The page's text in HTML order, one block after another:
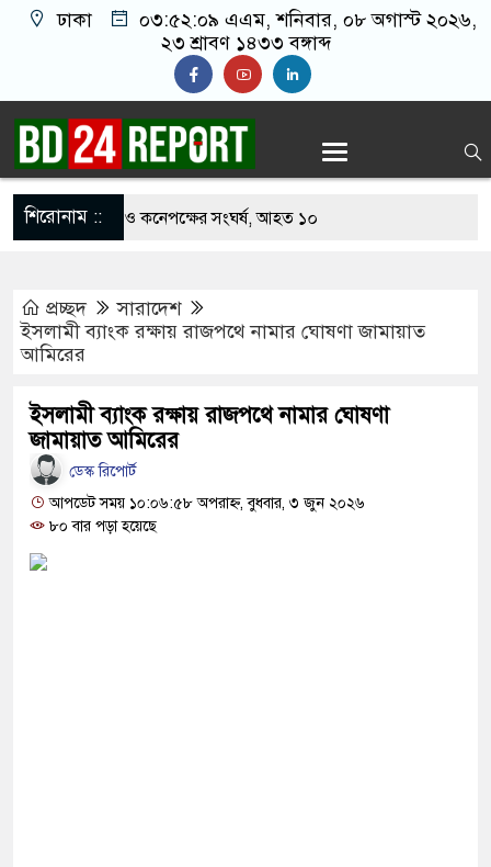
ঢাকা ০৩:৫২:১০ এএম, শনিবার, ০৮ অগাস্ট ২০২৬,
২৩ শ্রাবণ ১৪৩৩ বঙ্গাব্দ
শিরোনাম ::
খাবার নিয়ে বর ও কনেপক্ষের সংঘর্ষ, আহত ১০
শঙ্কায় দেশজুড়ে পুলিশের সতর্কতা জারি
আ.লীগের গোপন বৈঠক থেকে গ্রেপ্তার ৬
যুবদল সভাপতি আটক, ভিডিও ভাইরাল
দায়ী থাকবে জামায়াত-এনসিপি: রাশেদ খাঁন
দিলেন জামায়াত বহিষ্কাকৃত গাজী নজরুলের ১২
প্রচ্ছদ
সারাদেশ
ইসলামী ব্যাংক রক্ষায় রাজপথে নামার ঘোষণা জামায়াত
আমিরের
ইসলামী ব্যাংক রক্ষায় রাজপথে নামার ঘোষণা
জামায়াত আমিরের
ডেস্ক রিপোর্ট
আপডেট সময় ১০:০৬:৫৮ অপরাহ্ন, বুধবার, ৩ জুন ২০২৬
৮০ বার পড়া হয়েছে